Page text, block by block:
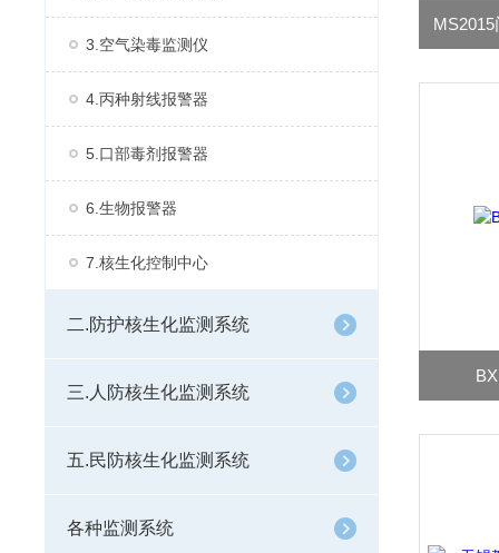
3.空气染毒监测仪
4.丙种射线报警器
5.口部毒剂报警器
6.生物报警器
7.核生化控制中心
二.防护核生化监测系统
三.人防核生化监测系统
五.民防核生化监测系统
各种监测系统